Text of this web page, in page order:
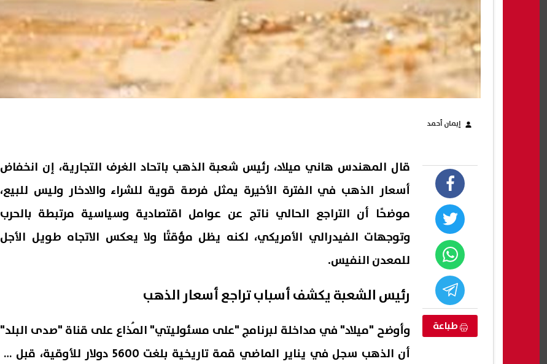
إيمان أحمد
طباعة
قال المهندس هاني ميلاد، رئيس شعبة الذهب باتحاد الغرف التجارية، إن انخفاض
أسعار الذهب في الفترة الأخيرة يمثل فرصة قوية للشراء والادخار وليس للبيع،
موضحًا أن التراجع الحالي ناتج عن عوامل اقتصادية وسياسية مرتبطة بالحرب
وتوجهات الفيدرالي الأمريكي، لكنه يظل مؤقتًا ولا يعكس الاتجاه طويل الأجل
للمعدن النفيس.
رئيس الشعبة يكشف أسباب تراجع أسعار الذهب
وأوضح "ميلاد" في مداخلة لبرنامج "على مسئوليتي" المُذاع على قناة "صدى البلد"
أن الذهب سجل في يناير الماضي قمة تاريخية بلغت 5600 دولار للأوقية، قبل أن